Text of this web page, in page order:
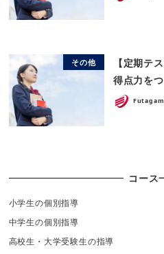
その他
【定期テ
得点力を
コース
小学生の個別指導
中学生の個別指導
高校生・大学受験生の指導